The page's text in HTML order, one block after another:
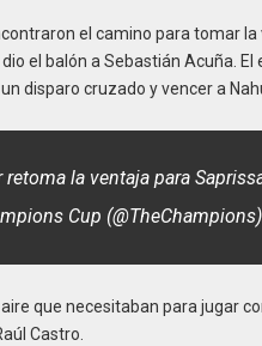
el camino para tomar
el balón a Sebastián Acuña.
disparo cruzado y vencer a
retoma la ventaja para
Cup (@TheChampions)
aire que necesitaban para jugar
Castro.